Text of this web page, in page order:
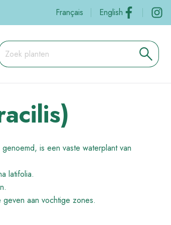
Français English Social
is een vaste waterplant van
latifolia.
aan vochtige zones.